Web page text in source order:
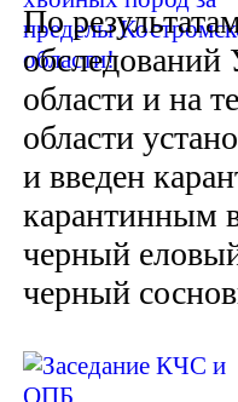
По
обследований
области и на
области
и введен
карантинным
черный
черный